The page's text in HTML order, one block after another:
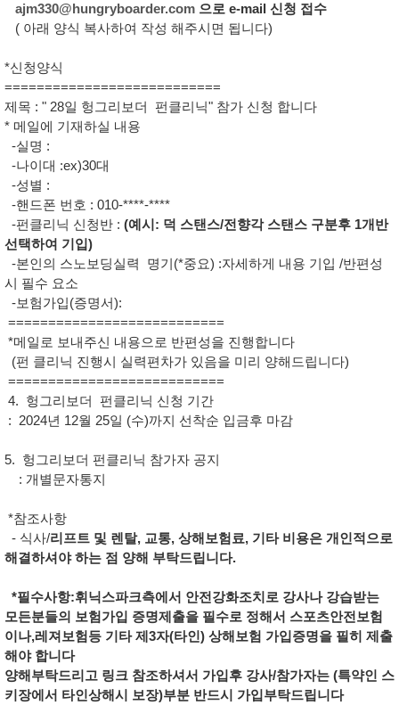
ajm330@hungryboarder.com 으로 e-mail 신청 접수
( 아래 양식 복사하여 작성 해주시면 됩니다)
*신청양식
===========================
제목 : " 28일 헝그리보더 펀클리닉" 참가 신청 합니다
* 메일에 기재하실 내용
-실명 :
-나이대 :ex)30대
-성별 :
-핸드폰 번호 : 010-****-****
-펀클리닉 신청반 : (예시: 덕 스탠스/전향각 스탠스 구분후 1개반
선택하여 기입)
-본인의 스노보딩실력 명기(*중요) :자세하게 내용 기입 /반편성
시 필수 요소
-보험가입(증명서):
===========================
*메일로 보내주신 내용으로 반편성을 진행합니다
(펀 클리닉 진행시 실력편차가 있음을 미리 양해드립니다)
===========================
4. 헝그리보더 펀클리닉 신청 기간
: 2024년 12월 25일 (수)까지 선착순 입금후 마감
5. 헝그리보더 펀클리닉 참가자 공지
: 개별문자통지
*참조사항
- 식사/리프트 및 렌탈, 교통, 상해보험료, 기타 비용은 개인적으로
해결하셔야 하는 점 양해 부탁드립니다.
*필수사항:휘닉스파크측에서 안전강화조치로 강사나 강습받는
모든분들의 보험가입 증명제출을 필수로 정해서 스포츠안전보험
이나,레져보험등 기타 제3자(타인) 상해보험 가입증명을 필히 제출
해야 합니다
양해부탁드리고 링크 참조하셔서 가입후 강사/참가자는 (특약인 스
키장에서 타인상해시 보장)부분 반드시 가입부탁드립니다